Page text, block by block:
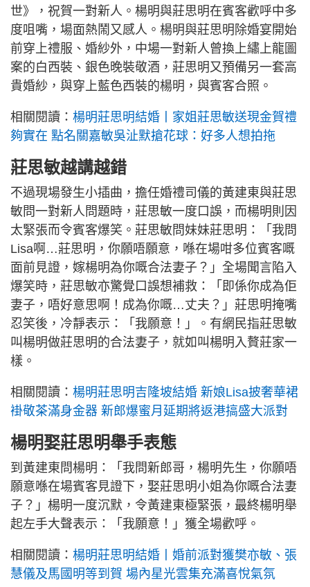
世》，祝賀一對新人。楊明與莊思明在賓客歡呼中多
度咀嘴，場面熱鬧又感人。楊明與莊思明除婚宴開始
前穿上禮服、婚紗外，中場一對新人曾換上繡上龍圖
案的白西裝、銀色晚裝敬酒，莊思明又預備另一套高
貴婚紗，與穿上藍色西裝的楊明，與賓客合照。
相關閱讀： 楊明莊思明結婚丨家姐莊思敏送現金賀禮
夠實在 點名關嘉敏吳沚默搶花球：好多人想拍拖
莊思敏越講越錯
不過現場發生小插曲，擔任婚禮司儀的黃建東與莊思
敏問一對新人問題時，莊思敏一度口誤，而楊明則因
太緊張而令賓客爆笑。莊思敏問妹妹莊思明：「我問
Lisa啊…莊思明，你願唔願意，喺在場咁多位賓客嘅
面前見證，嫁楊明為你嘅合法妻子？」全場聞言陷入
爆笑時，莊思敏亦驚覺口誤想補救：「即係你成為佢
妻子，唔好意思啊！成為你嘅…丈夫？」莊思明掩嘴
忍笑後，冷靜表示：「我願意！」。有網民指莊思敏
叫楊明做莊思明的合法妻子，就如叫楊明入贅莊家一
樣。
相關閱讀： 楊明莊思明吉隆坡結婚 新娘Lisa披奢華裙
褂敬茶滿身金器 新郎爆蜜月延期將返港搞盛大派對
楊明娶莊思明舉手表態
到黃建東問楊明：「我問新郎哥，楊明先生，你願唔
願意喺在場賓客見證下，娶莊思明小姐為你嘅合法妻
子？」楊明一度沉默，令黃建東極緊張，最終楊明舉
起左手大聲表示：「我願意！」獲全場歡呼。
相關閱讀： 楊明莊思明結婚丨婚前派對獲樊亦敏、張
慧儀及馬國明等到賀 場內星光雲集充滿喜悅氣氛